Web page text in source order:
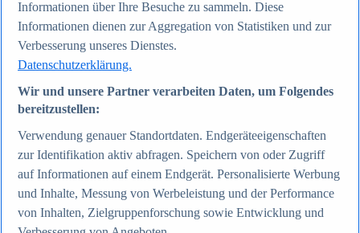
2025
Instagram - Nutzung nach Alter und Geschlecht in
Deutschland 2025
Podcasts - Nutzung 2016-2025
Internet
Themen
Social Media - Daten & Fakten
TikTok - Daten & Fakten
Top Report
Informationen über Ihre Besuche zu sammeln. Diese
Informationen dienen zur Aggregation von Statistiken und zur
Verbesserung unseres Dienstes.
Datenschutzerklärung.
Wir und unsere Partner verarbeiten Daten, um Folgendes
bereitzustellen:
Verwendung genauer Standortdaten. Endgeräteeigenschaften
zur Identifikation aktiv abfragen. Speichern von oder Zugriff
auf Informationen auf einem Endgerät. Personalisierte Werbung
und Inhalte, Messung von Werbeleistung und der Performance
von Inhalten, Zielgruppenforschung sowie Entwicklung und